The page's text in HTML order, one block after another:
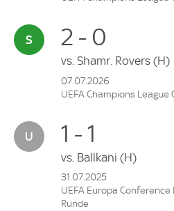
2 - 0
vs. Shamr. Rovers (H)
07.07.2026
UEFA Champions League
1 - 1
vs. Ballkani (H)
31.07.2025
UEFA Europa
Runde